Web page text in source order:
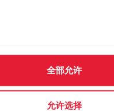
全部允许
允许选择